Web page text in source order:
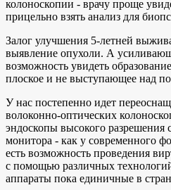
колоноскопии - врачу проще
прицельно взять анализ для
Залог улучшения 5-летней
выявление опухоли. А
возможность увидеть
плоское и не выступающее над
У нас постепенно идет
волоконно-оптических
эндоскопы высокого разрешения
монитора - как у современного
есть возможность проведения
с помощью различных
аппараты пока единичные в